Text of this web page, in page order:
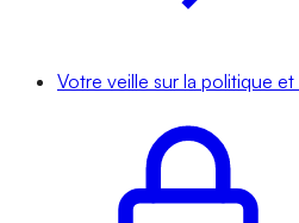
Votre veille sur la politique